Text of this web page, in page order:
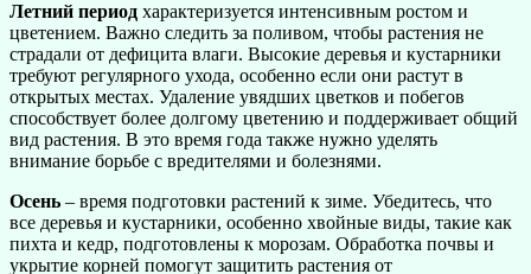
Летний период характеризуется интенсивным ростом и
цветением. Важно следить за поливом, чтобы растения не
страдали от дефицита влаги. Высокие деревья и кустарники
требуют регулярного ухода, особенно если они растут в
открытых местах. Удаление увядших цветков и побегов
способствует более долгому цветению и поддерживает общий
вид растения. В это время года также нужно уделять
внимание борьбе с вредителями и болезнями.
Осень – время подготовки растений к зиме. Убедитесь, что
все деревья и кустарники, особенно хвойные виды, такие как
пихта и кедр, подготовлены к морозам. Обработка почвы и
укрытие корней помогут защитить растения от